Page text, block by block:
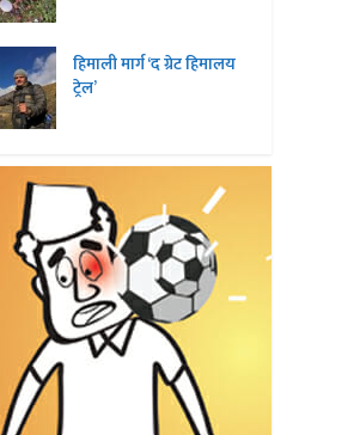
हिमाली मार्ग ‘द ग्रेट हिमालय
ट्रेल’